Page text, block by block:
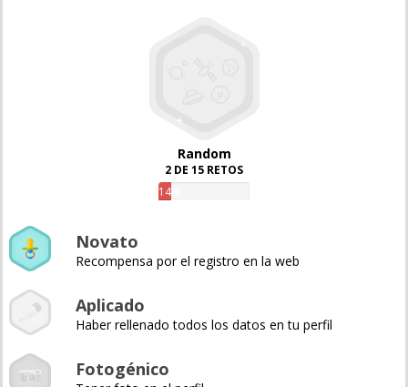
Random
2 DE 15 RETOS
14%
Novato
Recompensa por el registro en la web
Aplicado
Haber rellenado todos los datos en tu perfil
Fotogénico